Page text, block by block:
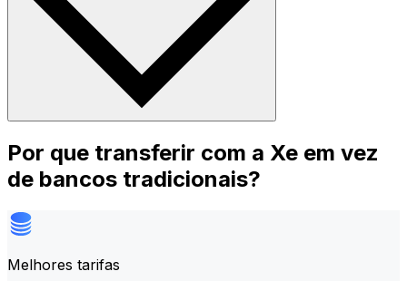
Por que transferir com a Xe em vez
de bancos tradicionais?
Melhores tarifas